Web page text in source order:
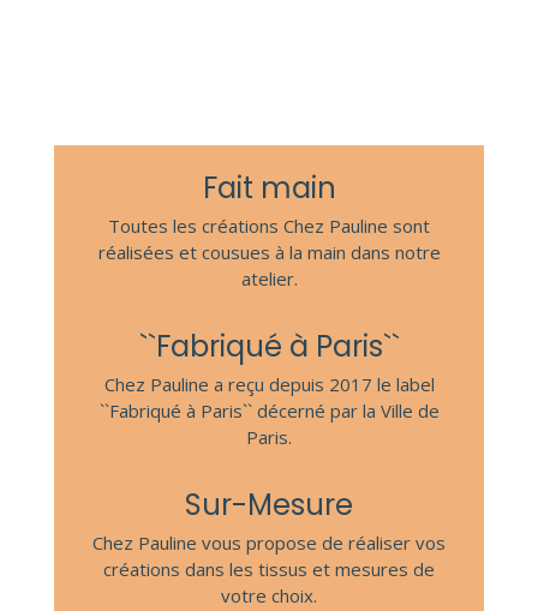
Fait main
Toutes les créations Chez Pauline sont
réalisées et cousues à la main dans notre
atelier.
``Fabriqué à Paris``
Chez Pauline a reçu depuis 2017 le label
``Fabriqué à Paris`` décerné par la Ville de
Paris.
Sur-Mesure
Chez Pauline vous propose de réaliser vos
créations dans les tissus et mesures de
votre choix.